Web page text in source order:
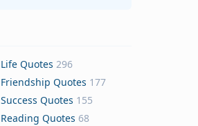
Life Quotes 296
Friendship Quotes 177
Success Quotes 155
Reading Quotes 68